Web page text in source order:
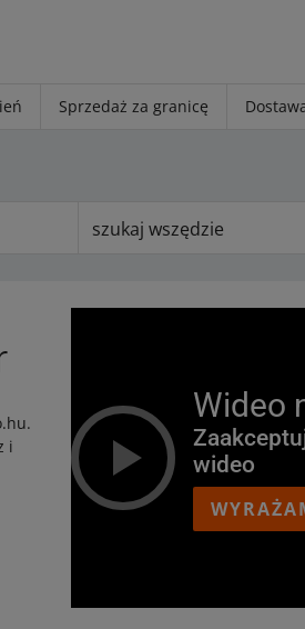
Sprzedaż za granicę
szukaj wszędzie
i
Wideo
wideo